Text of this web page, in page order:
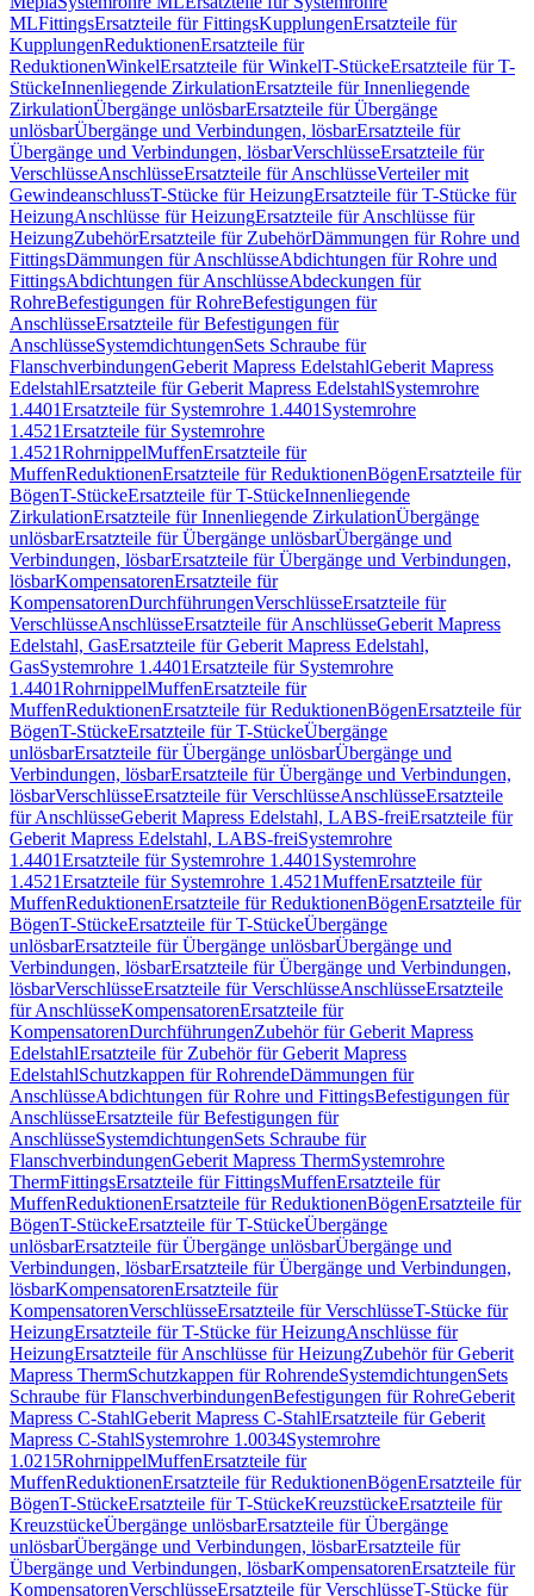
MLFittingsErsatzteile für FittingsKupplungenErsatzteile für
KupplungenReduktionenErsatzteile für
ReduktionenWinkelErsatzteile für WinkelT-StückeErsatzteile für T-
StückeInnenliegende ZirkulationErsatzteile für Innenliegende
ZirkulationÜbergänge unlösbarErsatzteile für Übergänge
unlösbarÜbergänge und Verbindungen, lösbarErsatzteile für
Übergänge und Verbindungen, lösbarVerschlüsseErsatzteile für
VerschlüsseAnschlüsseErsatzteile für AnschlüsseVerteiler mit
GewindeanschlussT-Stücke für HeizungErsatzteile für T-Stücke für
HeizungAnschlüsse für HeizungErsatzteile für Anschlüsse für
HeizungZubehörErsatzteile für ZubehörDämmungen für Rohre und
FittingsDämmungen für AnschlüsseAbdichtungen für Rohre und
FittingsAbdichtungen für AnschlüsseAbdeckungen für
RohreBefestigungen für RohreBefestigungen für
AnschlüsseErsatzteile für Befestigungen für
AnschlüsseSystemdichtungenSets Schraube für
FlanschverbindungenGeberit Mapress EdelstahlGeberit Mapress
EdelstahlErsatzteile für Geberit Mapress EdelstahlSystemrohre
1.4401Ersatzteile für Systemrohre 1.4401 Systemrohre
1.4521Ersatzteile für Systemrohre
1.4521RohrnippelMuffenErsatzteile für
MuffenReduktionenErsatzteile für ReduktionenBögenErsatzteile für
BögenT-StückeErsatzteile für T-StückeInnenliegende
ZirkulationErsatzteile für Innenliegende ZirkulationÜbergänge
unlösbarErsatzteile für Übergänge unlösbarÜbergänge und
Verbindungen, lösbarErsatzteile für Übergänge und Verbindungen,
lösbarKompensatorenErsatzteile für
KompensatorenDurchführungenVerschlüsseErsatzteile für
VerschlüsseAnschlüsseErsatzteile für AnschlüsseGeberit Mapress
Edelstahl, GasErsatzteile für Geberit Mapress Edelstahl,
GasSystemrohre 1.4401Ersatzteile für Systemrohre
1.4401RohrnippelMuffenErsatzteile für
MuffenReduktionenErsatzteile für ReduktionenBögenErsatzteile für
BögenT-StückeErsatzteile für T-StückeÜbergänge
unlösbarErsatzteile für Übergänge unlösbarÜbergänge und
Verbindungen, lösbarErsatzteile für Übergänge und Verbindungen,
lösbarVerschlüsseErsatzteile für VerschlüsseAnschlüsseErsatzteile
für AnschlüsseGeberit Mapress Edelstahl, LABS-freiErsatzteile für
Geberit Mapress Edelstahl, LABS-freiSystemrohre
1.4401Ersatzteile für Systemrohre 1.4401 Systemrohre
1.4521Ersatzteile für Systemrohre 1.4521MuffenErsatzteile für
MuffenReduktionenErsatzteile für ReduktionenBögenErsatzteile für
BögenT-StückeErsatzteile für T-StückeÜbergänge
unlösbarErsatzteile für Übergänge unlösbarÜbergänge und
Verbindungen, lösbarErsatzteile für Übergänge und Verbindungen,
lösbarVerschlüsseErsatzteile für VerschlüsseAnschlüsseErsatzteile
für AnschlüsseKompensatorenErsatzteile für
KompensatorenDurchführungenZubehör für Geberit Mapress
EdelstahlErsatzteile für Zubehör für Geberit Mapress
EdelstahlSchutzkappen für RohrendeDämmungen für
AnschlüsseAbdichtungen für Rohre und FittingsBefestigungen für
AnschlüsseErsatzteile für Befestigungen für
AnschlüsseSystemdichtungenSets Schraube für
FlanschverbindungenGeberit Mapress ThermSystemrohre
ThermFittingsErsatzteile für FittingsMuffenErsatzteile für
MuffenReduktionenErsatzteile für ReduktionenBögenErsatzteile für
BögenT-StückeErsatzteile für T-StückeÜbergänge
unlösbarErsatzteile für Übergänge unlösbarÜbergänge und
Verbindungen, lösbarErsatzteile für Übergänge und Verbindungen,
lösbarKompensatorenErsatzteile für
KompensatorenVerschlüsseErsatzteile für VerschlüsseT-Stücke für
HeizungErsatzteile für T-Stücke für HeizungAnschlüsse für
HeizungErsatzteile für Anschlüsse für HeizungZubehör für Geberit
Mapress ThermSchutzkappen für RohrendeSystemdichtungenSets
Schraube für FlanschverbindungenBefestigungen für RohreGeberit
Mapress C-StahlGeberit Mapress C-StahlErsatzteile für Geberit
Mapress C-StahlSystemrohre 1.0034Systemrohre
1.0215RohrnippelMuffenErsatzteile für
MuffenReduktionenErsatzteile für ReduktionenBögenErsatzteile für
BögenT-StückeErsatzteile für T-StückeKreuzstückeErsatzteile für
KreuzstückeÜbergänge unlösbarErsatzteile für Übergänge
unlösbarÜbergänge und Verbindungen, lösbarErsatzteile für
Übergänge und Verbindungen, lösbarKompensatorenErsatzteile für
KompensatorenVerschlüsseErsatzteile für VerschlüsseT-Stücke für